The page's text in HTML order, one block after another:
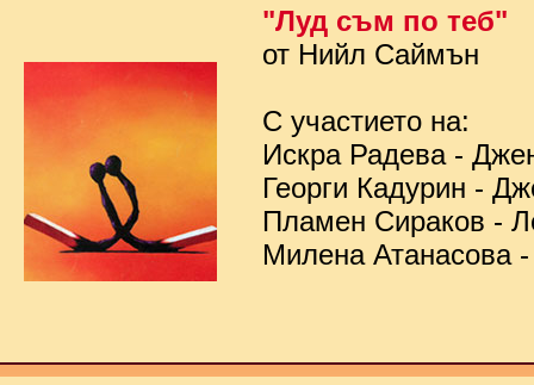
"Луд съм по теб"
от Нийл Саймън
С участието на:
Искра Радева -
Георги Кадурин -
Пламен Сираков -
Милена Атанасова